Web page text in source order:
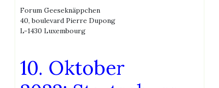
Forum Geeseknäppchen
40, boulevard Pierre Dupong
L-1430 Luxembourg
10. Oktober